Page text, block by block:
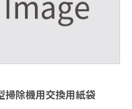
掃除機用交換用紙袋